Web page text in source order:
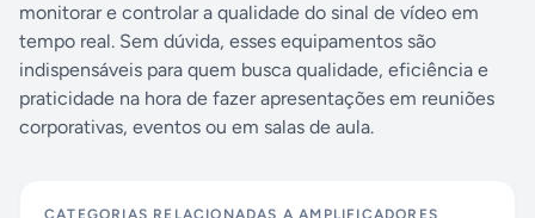
monitorar e controlar a qualidade do sinal de vídeo em
tempo real. Sem dúvida, esses equipamentos são
indispensáveis para quem busca qualidade, eficiência e
praticidade na hora de fazer apresentações em reuniões
corporativas, eventos ou em salas de aula.
CATEGORIAS RELACIONADAS AAMPLIFICADORES